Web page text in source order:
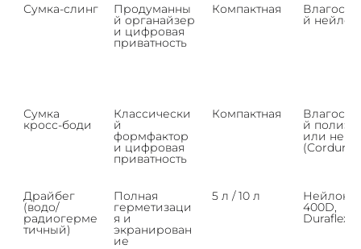
Сумка-слинг
Продуманны
й органайзер
и цифровая
приватность
Компактная
й нейлон
Сумка
кросс-боди
Классически
й
формфактор
и цифровая
приватность
Компактная
й
или
(Cordura)
Драйбег
(водо/
радиогерме
тичный)
Полная
герметизаци
я и
экранирован
ие
5 л / 10 л Нейлон
400D,
Duraflex®